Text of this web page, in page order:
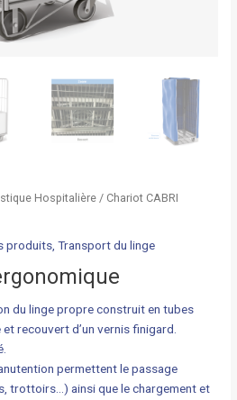
Hospitalière / Chariot CABRI
produits ,Transport du linge
du linge propre construit en tubes
recouvert d’un vernis finigard.
permettent le passage
trottoirs…) ainsi que le chargement et